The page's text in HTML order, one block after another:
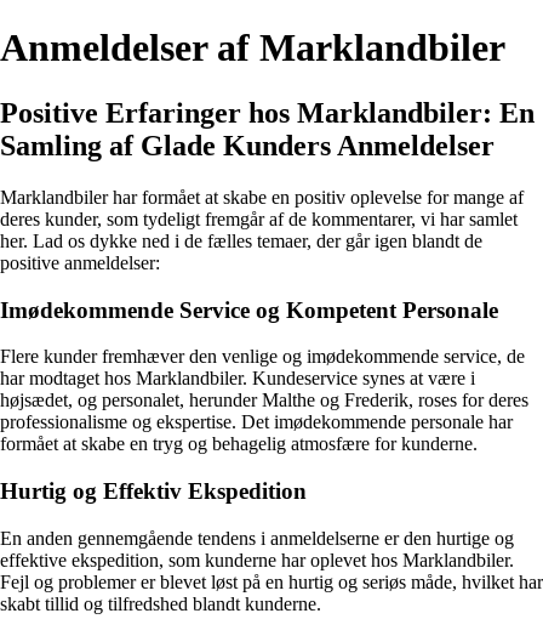
Anmeldelser af Marklandbiler
Positive Erfaringer hos Marklandbiler: En
Samling af Glade Kunders Anmeldelser
Marklandbiler har formået at skabe en positiv oplevelse for mange af
deres kunder, som tydeligt fremgår af de kommentarer, vi har samlet
her. Lad os dykke ned i de fælles temaer, der går igen blandt de
positive anmeldelser:
Imødekommende Service og Kompetent Personale
Flere kunder fremhæver den venlige og imødekommende service, de
har modtaget hos Marklandbiler. Kundeservice synes at være i
højsædet, og personalet, herunder Malthe og Frederik, roses for deres
professionalisme og ekspertise. Det imødekommende personale har
formået at skabe en tryg og behagelig atmosfære for kunderne.
Hurtig og Effektiv Ekspedition
En anden gennemgående tendens i anmeldelserne er den hurtige og
effektive ekspedition, som kunderne har oplevet hos Marklandbiler.
Fejl og problemer er blevet løst på en hurtig og seriøs måde, hvilket har
skabt tillid og tilfredshed blandt kunderne.